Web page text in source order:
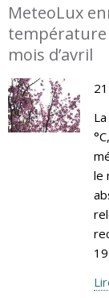
MeteoLux
mois d’avril
le